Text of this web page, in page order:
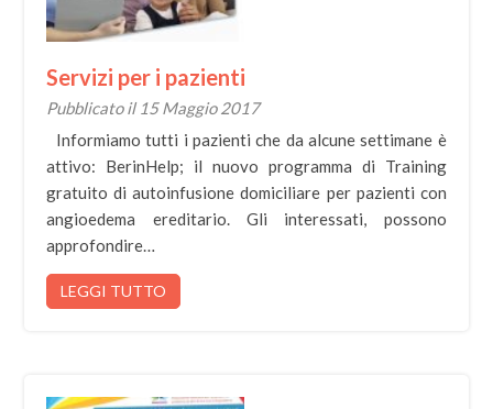
Servizi per i pazienti
Pubblicato il 15 Maggio 2017
Informiamo tutti i pazienti che da alcune settimane è
attivo: BerinHelp; il nuovo programma di Training
gratuito di autoinfusione domiciliare per pazienti con
angioedema ereditario. Gli interessati, possono
approfondire…
LEGGI TUTTO